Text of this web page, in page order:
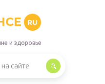
RU
и здоровье